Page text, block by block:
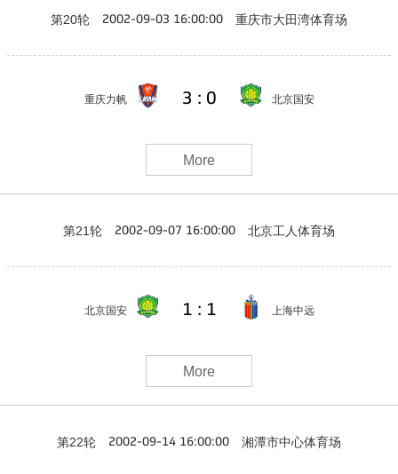
第20轮 2002-09-03 16:00:00 重庆市大田湾体育场
重庆力帆 3 : 0 北京国安
More
第21轮 2002-09-07 16:00:00 北京工人体育场
北京国安 1 : 1 上海中远
More
第22轮 2002-09-14 16:00:00 湘潭市中心体育场